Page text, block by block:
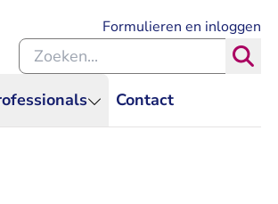
Contact
Formulieren en inloggen
Zoeken binnen de Rechtspraak